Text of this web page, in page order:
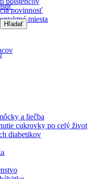
povinnosť
miesta
a liečba
cukrovky po celý život
diabetikov